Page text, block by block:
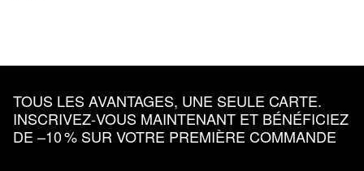
TOUS LES AVANTAGES, UNE SEULE CARTE.
INSCRIVEZ‑VOUS MAINTENANT ET BÉNÉFICIEZ
DE –10 % SUR VOTRE PREMIÈRE COMMANDE